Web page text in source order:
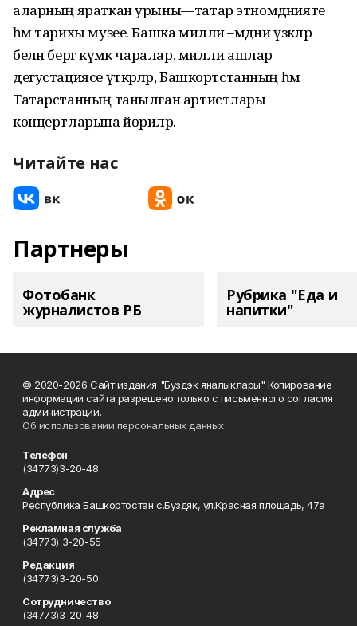
аларның яраткан урыны—татар этномәдәнияте
һәм тарихы музее. Башка милли –мәдәни үзәкләр
белән бергә күмәк чаралар, милли ашлар
дегустациясе үткәрәләр, Башкортстанның һәм
Татарстанның танылган артистлары
концертларына йөриләр.
Читайте нас
Партнеры
Фотобанк
журналистов РБ
Рубрика "Еда и
напитки"
© 2020-2026 Сайт издания "Буздэк яналыклары" Копирование
информации сайта разрешено только с письменного согласия
администрации.
Об использовании персональных данных
Телефон
(34773)3-20-48
Адрес
Республика Башкортостан с.Буздяк, ул.Красная площадь, 47а
Рекламная служба
(34773) 3-20-55
Редакция
(34773)3-20-50
Сотрудничество
(34773)3-20-48